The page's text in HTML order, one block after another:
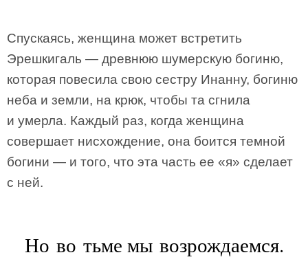
Спускаясь, женщина может встретить
Эрешкигаль — древнюю шумерскую богиню,
которая повесила свою сестру Инанну, богиню
неба и земли, на крюк, чтобы та сгнила
и умерла. Каждый раз, когда женщина
совершает нисхождение, она боится темной
богини — и того, что эта часть ее «я» сделает
с ней.
Но во тьме мы возрождаемся.